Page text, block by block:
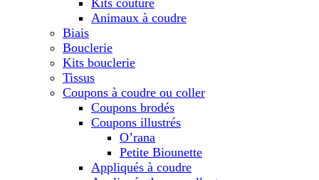
Kits couture
Animaux à coudre
Biais
Bouclerie
Kits bouclerie
Tissus
Coupons à coudre ou coller
Coupons brodés
Coupons illustrés
O’rana
Petite Biounette
Appliqués à coudre